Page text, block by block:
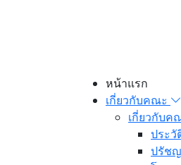
หน้าแรก
เกี่ยวกับคณะ
เกี่ยวกับค
ประวั
ปรัช